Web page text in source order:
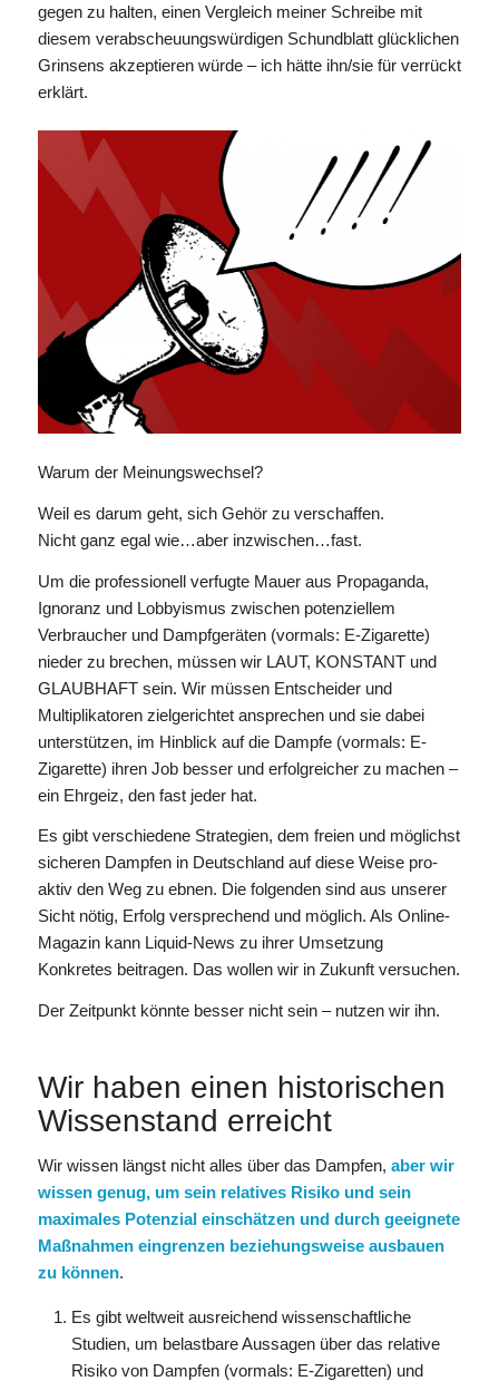
gegen zu halten, einen Vergleich meiner Schreibe mit
diesem verabscheuungswürdigen Schundblatt glücklichen
Grinsens akzeptieren würde – ich hätte ihn/sie für verrückt
erklärt.
Warum der Meinungswechsel?
Weil es darum geht, sich Gehör zu verschaffen.
Nicht ganz egal wie…aber inzwischen…fast.
Um die professionell verfugte Mauer aus Propaganda,
Ignoranz und Lobbyismus zwischen potenziellem
Verbraucher und Dampfgeräten (vormals: E-Zigarette)
nieder zu brechen, müssen wir LAUT, KONSTANT und
GLAUBHAFT sein. Wir müssen Entscheider und
Multiplikatoren zielgerichtet ansprechen und sie dabei
unterstützen, im Hinblick auf die Dampfe (vormals: E-
Zigarette) ihren Job besser und erfolgreicher zu machen –
ein Ehrgeiz, den fast jeder hat.
Es gibt verschiedene Strategien, dem freien und möglichst
sicheren Dampfen in Deutschland auf diese Weise pro-
aktiv den Weg zu ebnen. Die folgenden sind aus unserer
Sicht nötig, Erfolg versprechend und möglich. Als Online-
Magazin kann Liquid-News zu ihrer Umsetzung
Konkretes beitragen. Das wollen wir in Zukunft versuchen.
Der Zeitpunkt könnte besser nicht sein – nutzen wir ihn.
Wir haben einen historischen
Wissenstand erreicht
Wir wissen längst nicht alles über das Dampfen, aber wir
wissen genug, um sein relatives Risiko und sein
maximales Potenzial einschätzen und durch geeignete
Maßnahmen eingrenzen beziehungsweise ausbauen
zu können.
Es gibt weltweit ausreichend wissenschaftliche
Studien, um belastbare Aussagen über das relative
Risiko von Dampfen (vormals: E-Zigaretten) und